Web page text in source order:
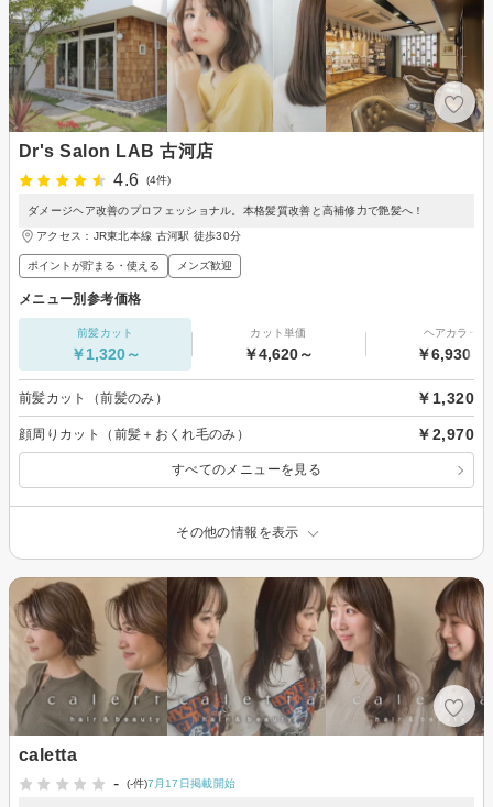
Dr's Salon LAB 古河店
4.6
(4件)
ダメージヘア改善のプロフェッショナル。本格髪質改善と高補修力で艶髪へ！
アクセス：JR東北本線 古河駅 徒歩30分
ポイントが貯まる・使える メンズ歓迎
メニュー別参考価格
前髪カット
￥1,320～
カット単価
￥4,620～
ヘアカラー
￥6,930～
前髪カット（前髪のみ） ￥1,320
顔周りカット（前髪＋おくれ毛のみ） ￥2,970
すべてのメニューを見る
その他の情報を表示
caletta
-
(-件)7月17日掲載開始